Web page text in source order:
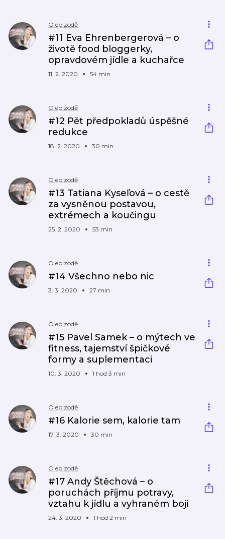
O epizodě
#11 Eva Ehrenbergerová – o
životě food bloggerky,
opravdovém jídle a kuchařce
11. 2. 2020 54 min
O epizodě
#12 Pět předpokladů úspěšné
redukce
18. 2. 2020 30 min
O epizodě
#13 Tatiana Kyseľová – o cestě
za vysněnou postavou,
extrémech a koučingu
25. 2. 2020 53 min
O epizodě
#14 Všechno nebo nic
3. 3. 2020 27 min
O epizodě
#15 Pavel Samek – o mýtech ve
fitness, tajemství špičkové
formy a suplementaci
10. 3. 2020 1 hod 3 min
O epizodě
#16 Kalorie sem, kalorie tam
17. 3. 2020 30 min
O epizodě
#17 Andy Štěchová – o
poruchách příjmu potravy,
vztahu k jídlu a vyhraném boji
24. 3. 2020 1 hod 2 min